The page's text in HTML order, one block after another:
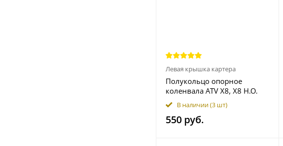
Левая крышка картера
Полукольцо опорное
коленвала ATV X8, X8 H.O.
EPS, X10 EPS, U10 EPS, Z10
0800-011003
В наличии(3 шт)
550 руб.